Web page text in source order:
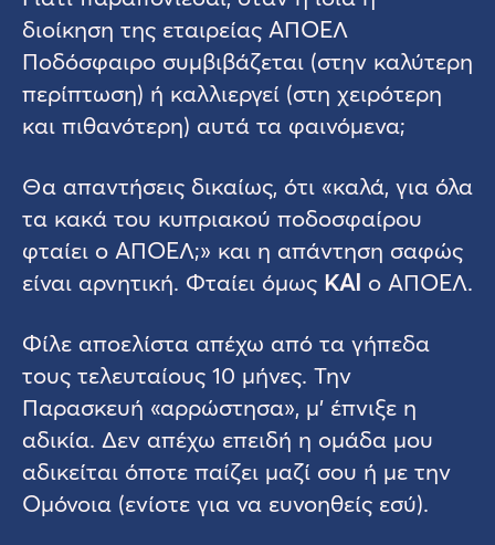
διοίκηση της εταιρείας ΑΠΟΕΛ
Ποδόσφαιρο συμβιβάζεται (στην καλύτερη
περίπτωση) ή καλλιεργεί (στη χειρότερη
και πιθανότερη) αυτά τα φαινόμενα;
Θα απαντήσεις δικαίως, ότι «καλά, για όλα
τα κακά του κυπριακού ποδοσφαίρου
φταίει ο ΑΠΟΕΛ;» και η απάντηση σαφώς
είναι αρνητική. Φταίει όμως ΚΑΙ ο ΑΠΟΕΛ.
Φίλε αποελίστα απέχω από τα γήπεδα
τους τελευταίους 10 μήνες. Την
Παρασκευή «αρρώστησα», μ’ έπνιξε η
αδικία. Δεν απέχω επειδή η ομάδα μου
αδικείται όποτε παίζει μαζί σου ή με την
Ομόνοια (ενίοτε για να ευνοηθείς εσύ).